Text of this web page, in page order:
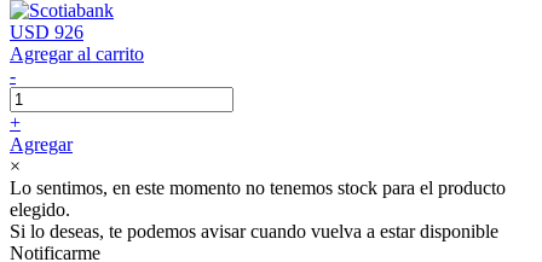
USD 926
Agregar al carrito
-
+
Agregar
×
Lo sentimos, en este momento no tenemos stock para el producto
elegido.
Si lo deseas, te podemos avisar cuando vuelva a estar disponible
Notificarme